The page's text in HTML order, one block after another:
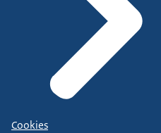
Cookies